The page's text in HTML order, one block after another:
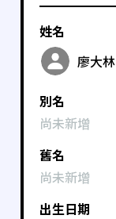
姓名
廖大林
別名
尚未新增
舊名
尚未新增
出生日期